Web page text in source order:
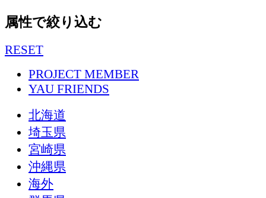
属性で絞り込む
RESET
PROJECT MEMBER
YAU FRIENDS
北海道
埼玉県
宮崎県
沖縄県
海外